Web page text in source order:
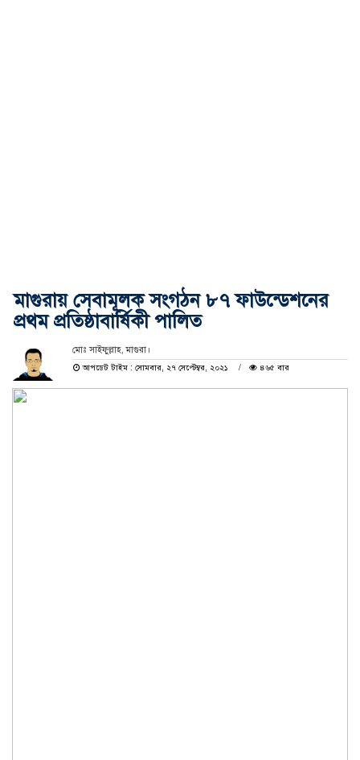
মাগুরায় সেবামূলক সংগঠন ৮৭ ফাউন্ডেশনের
প্রথম প্রতিষ্ঠাবার্ষিকী পালিত
মোঃ সাইফুল্লাহ, মাগুরা।
আপডেট টাইম : সোমবার, ২৭ সেপ্টেম্বর, ২০২১
৪৬৫ বার